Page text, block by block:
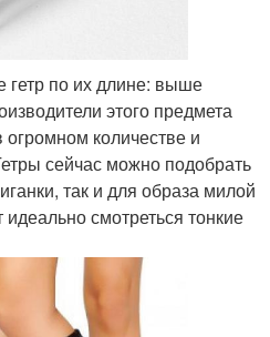
гетр по их длине: выше
этого предмета
количестве и
сейчас можно подобрать
так и для образа милой
смотреться тонкие